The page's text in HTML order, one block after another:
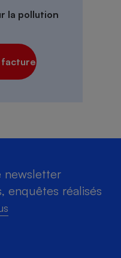
la pollution
facture
newsletter
enquêtes réalisés